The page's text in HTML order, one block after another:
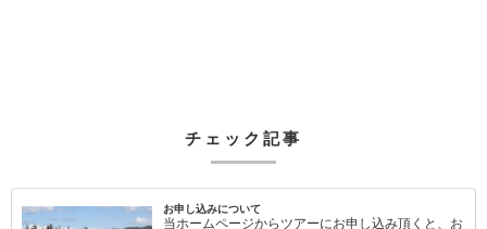
チェック記事
お申し込みについて
当ホームページからツアーにお申し込み頂くと、お